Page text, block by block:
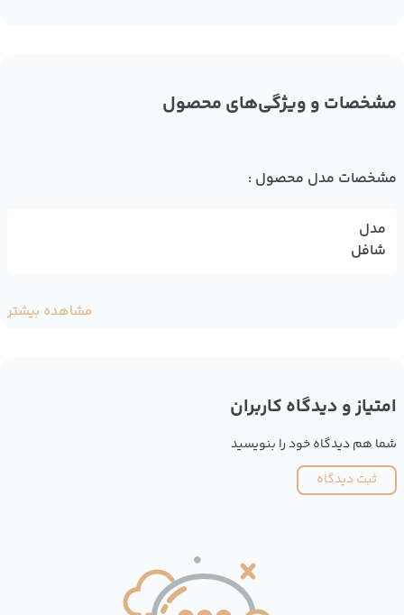
مشخصات و ویژگی‌های محصول
مشخصات مدل محصول :
مدل
شافل
مشاهده بیشتر
امتیاز و دیدگاه کاربران
شما هم دیدگاه خود را بنویسید
ثبت دیدگاه